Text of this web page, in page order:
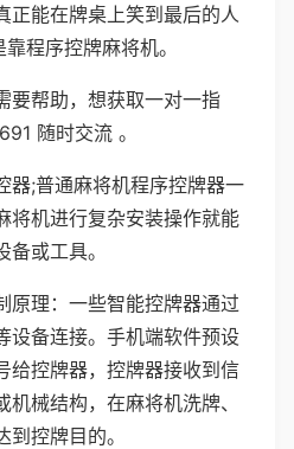
正能在牌桌上笑到最后的人
程序控牌麻将机。
要帮助，想获取一对一指
随时交流 。
器;普通麻将机程序控牌器一
将机进行复杂安装操作就能
或工具。
原理：一些智能控牌器通过
设备连接。手机端软件预设
给控牌器，控牌器接收到信
械结构，在麻将机洗牌、
控牌目的。